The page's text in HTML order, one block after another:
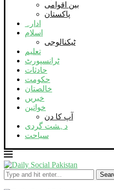
بین اقوامی
پاکستان
ادارہ
اسلام
ٹیکنالوجی
تعلیم
ٹرانسپورٹ
حادثات
حکومت
خالصتان
خبریں
خواتین
آپ کا دن
دہشت گردی
سیاحت